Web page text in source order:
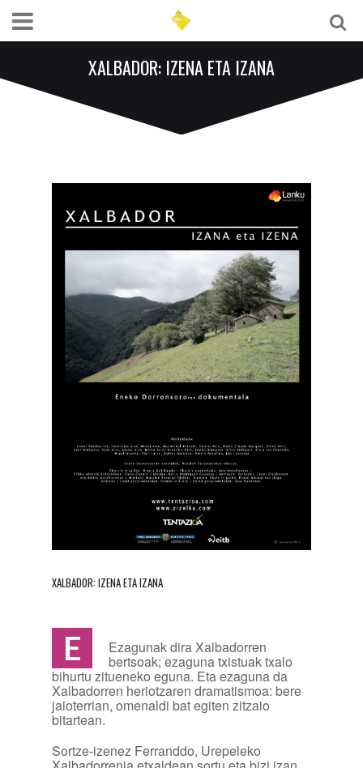
XALBADOR: IZENA ETA IZANA
XALBADOR: IZENA ETA IZANA
E Ezagunak dira Xalbadorren
bertsoak; ezaguna txistuak txalo
bihurtu zitueneko eguna. Eta ezaguna da
Xalbadorren heriotzaren dramatismoa: bere
jaioterrian, omenaldi bat egiten zitzaio
bitartean.
Sortze-izenez Ferranddo, Urepeleko